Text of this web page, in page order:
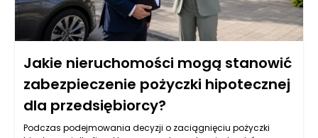
Jakie nieruchomości mogą stanowić
zabezpieczenie pożyczki hipotecznej
dla przedsiębiorcy?
Podczas podejmowania decyzji o zaciągnięciu pożyczki